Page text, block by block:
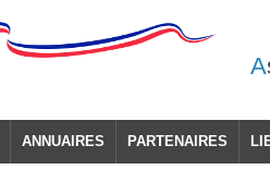
A
ANNUAIRES PARTENAIRES